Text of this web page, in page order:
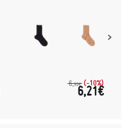
6,90€ (-10%)
6,21€